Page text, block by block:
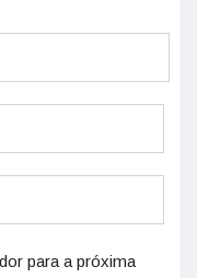
para a próxima